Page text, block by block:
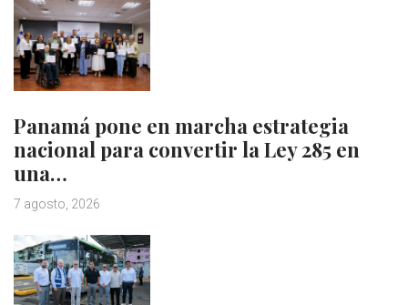
Panamá pone en marcha estrategia
nacional para convertir la Ley 285 en
una…
7 agosto, 2026